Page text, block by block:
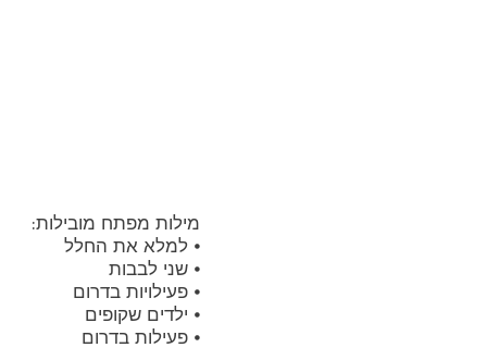
מילות מפתח מובילות:
⦁ למלא את החלל
⦁ שני לבבות
⦁ פעילויות בדרום
⦁ ילדים שקופים
⦁ פעילות בדרום